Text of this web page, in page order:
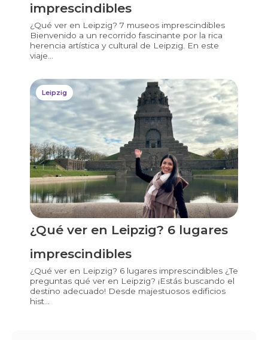
imprescindibles
¿Qué ver en Leipzig? 7 museos imprescindibles
Bienvenido a un recorrido fascinante por la rica
herencia artística y cultural de Leipzig. En este
viaje...
Leipzig
¿Qué ver en Leipzig? 6 lugares
imprescindibles
¿Qué ver en Leipzig? 6 lugares imprescindibles ¿Te
preguntas qué ver en Leipzig? ¡Estás buscando el
destino adecuado! Desde majestuosos edificios
hist...